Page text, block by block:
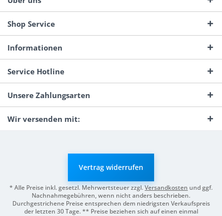
Shop Service
Informationen
Service Hotline
Unsere Zahlungsarten
Wir versenden mit:
Vertrag widerrufen
* Alle Preise inkl. gesetzl. Mehrwertsteuer zzgl.Versandkosten und ggf.
Nachnahmegebühren, wenn nicht anders beschrieben.
Durchgestrichene Preise entsprechen dem niedrigsten Verkaufspreis
der letzten 30 Tage. ** Preise beziehen sich auf einen einmal